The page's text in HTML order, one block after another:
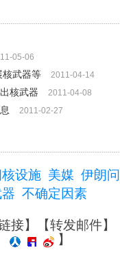
05-06
核武器等 2011-04-14
核武器 2011-04-08
2011-02-27
设施 美媒 伊朗
不确定因素
接】【转发邮件】
】